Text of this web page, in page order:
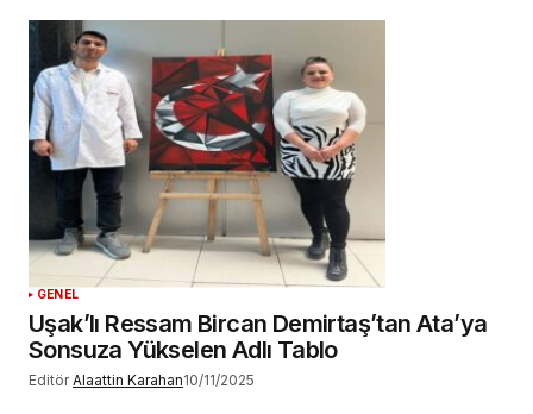
GENEL
Uşak’lı Ressam Bircan Demirtaş’tan Ata’ya
Sonsuza Yükselen Adlı Tablo
Editör Alaattin Karahan10/11/2025